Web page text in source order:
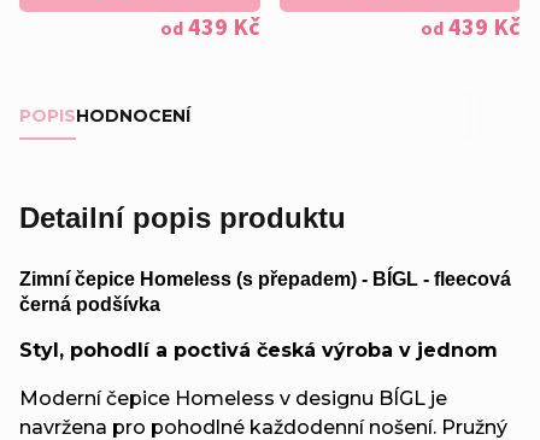
od439 Kč od439 Kč
POPISHODNOCENÍ
Detailní popis produktu
Zimní čepice Homeless (s přepadem) - BÍGL - fleecová
černá podšívka
Styl, pohodlí a poctivá česká výroba v jednom
Moderní čepice Homeless v designu BÍGL je
navržena pro pohodlné každodenní nošení. Pružný